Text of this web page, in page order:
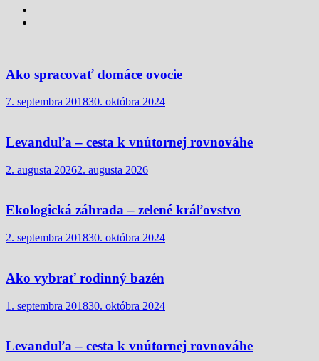
Ako spracovať domáce ovocie
7. septembra 201830. októbra 2024
Levanduľa – cesta k vnútornej rovnováhe
2. augusta 20262. augusta 2026
Ekologická záhrada – zelené kráľovstvo
2. septembra 201830. októbra 2024
Ako vybrať rodinný bazén
1. septembra 201830. októbra 2024
Levanduľa – cesta k vnútornej rovnováhe